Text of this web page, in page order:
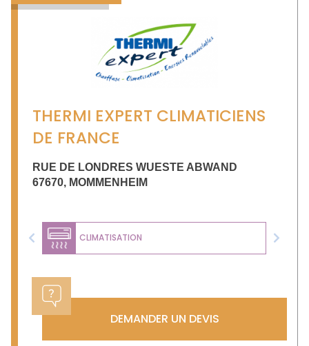
THERMI EXPERT CLIMATICIENS
DE FRANCE
RUE DE LONDRES WUESTE ABWAND
67670, MOMMENHEIM
CLIMATISATION
Previous Next
DEMANDER UN DEVIS